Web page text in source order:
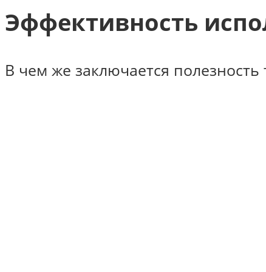
Эффективность
В чем же заключается полезность